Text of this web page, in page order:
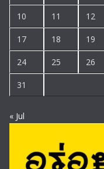
10 11 12
17 18 19
24 25 26
31
« Jul